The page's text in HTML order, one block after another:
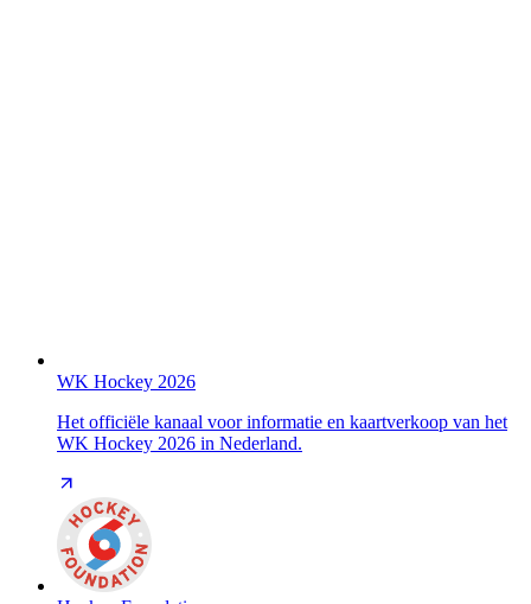
WK Hockey 2026
Het officiële kanaal voor informatie en kaartverkoop van het
WK Hockey 2026 in Nederland.